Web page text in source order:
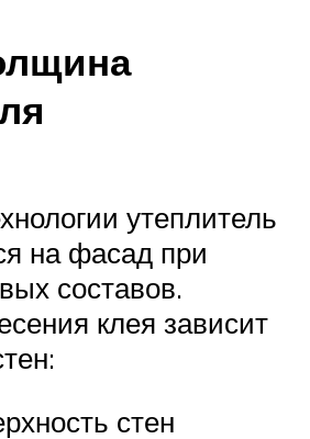
утеплитель
на фасад при
составов.
клея зависит
стен